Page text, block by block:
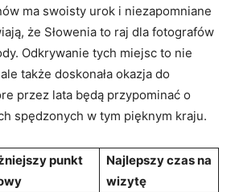
ma swoisty urok i niezapomniane
że Słowenia to raj dla fotografów
Odkrywanie⁣ tych miejsc to nie
także doskonała okazja do
przez lata będą przypominać o
spędzonych w⁢ tym pięknym kraju.
punkt
Najlepszy czas na
wizytę